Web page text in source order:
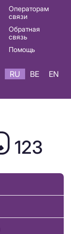
Операторам
связи
Обратная
связь
Помощь
RU BE EN
123